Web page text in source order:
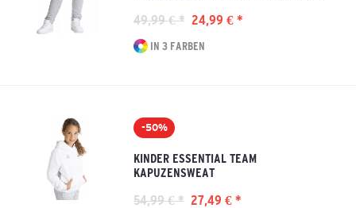
49,99 € * 24,99 € *
IN 3 FARBEN
-50%
KINDER ESSENTIAL TEAM
KAPUZENSWEAT
54,99 € * 27,49 € *